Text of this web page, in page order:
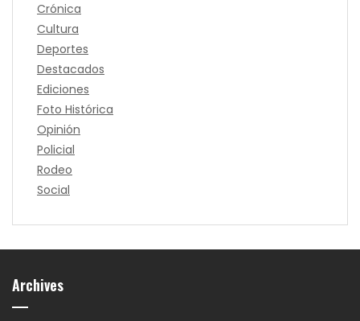
Crónica
Cultura
Deportes
Destacados
Ediciones
Foto Histórica
Opinión
Policial
Rodeo
Social
Archives